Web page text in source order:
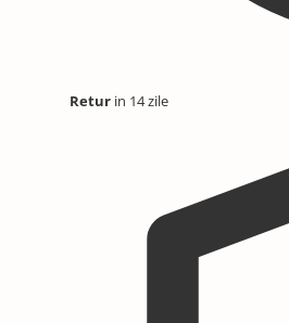
Retur in 14 zile